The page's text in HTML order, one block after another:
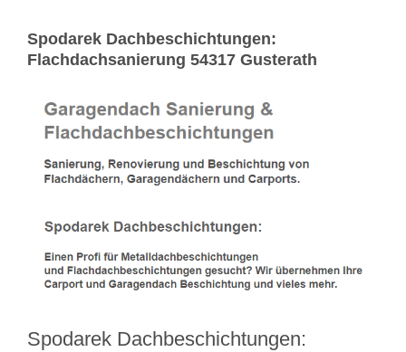
Spodarek Dachbeschichtungen:
Flachdachsanierung 54317 Gusterath
Spodarek Dachbeschichtungen: